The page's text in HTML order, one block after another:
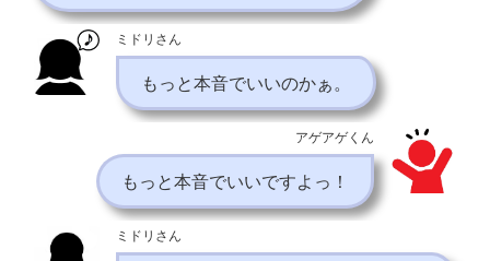
ミドリさん
もっと本音でいいのかぁ。
アゲアゲくん
もっと本音でいいですよっ！
ミドリさん